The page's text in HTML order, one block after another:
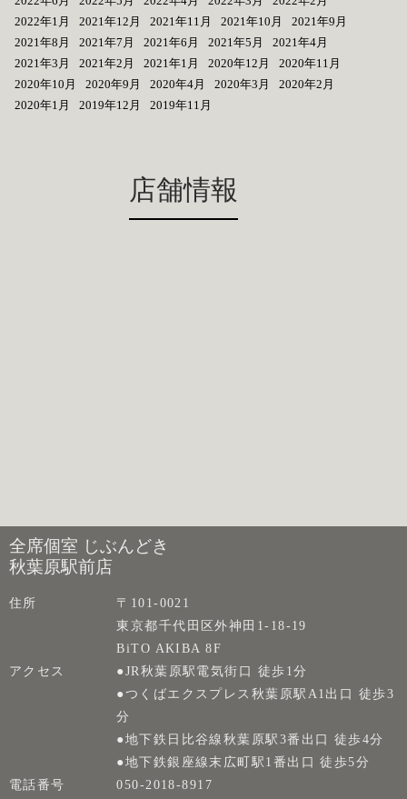
2022年1月
2021年12月 2021年11月 2021年10月
2021年9月
2021年8月
2021年7月 2021年6月 2021年5月
2021年4月
2021年3月
2021年2月 2021年1月 2020年12月
2020年11月
2020年10月
2020年9月 2020年4月 2020年3月
2020年2月
2020年1月
2019年12月 2019年11月
店舗情報
全席個室 じぶんどき
秋葉原駅前店
住所
〒101-0021
東京都千代田区外神田1-18-19
BiTO AKIBA 8F
アクセス
●JR秋葉原駅電気街口 徒歩1分
●つくばエクスプレス秋葉原駅A1出口 徒歩3
分
●地下鉄日比谷線秋葉原駅3番出口 徒歩4分
●地下鉄銀座線末広町駅1番出口 徒歩5分
電話番号
050-2018-8917